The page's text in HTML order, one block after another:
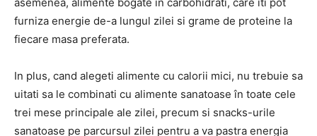
furniza energie de-a lungul zilei si grame de proteine la
fiecare masa preferata.
In plus, cand alegeti alimente cu calorii mici, nu trebuie sa
uitati sa le combinati cu alimente sanatoase în toate cele
trei mese principale ale zilei, precum si snacks-urile
sanatoase pe parcursul zilei pentru a va pastra energia